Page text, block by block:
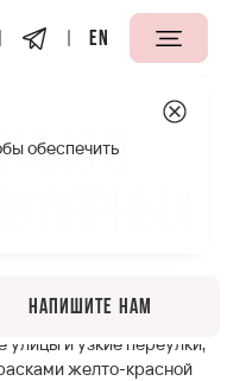
EN
Где
в
но именно осенью
и узкие переулки,
желто-красной
обеспечить
Напишите нам